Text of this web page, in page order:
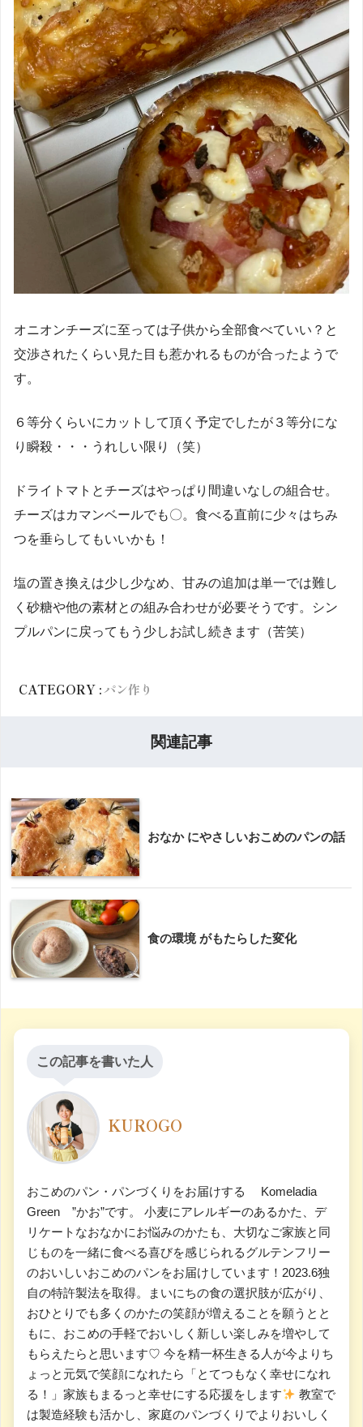
オニオンチーズに至っては子供から全部食べていい？と
交渉されたくらい見た目も惹かれるものが合ったようで
す。
６等分くらいにカットして頂く予定でしたが３等分にな
り瞬殺・・・うれしい限り（笑）
ドライトマトとチーズはやっぱり間違いなしの組合せ。
チーズはカマンベールでも〇。食べる直前に少々はちみ
つを垂らしてもいいかも！
塩の置き換えは少し少なめ、甘みの追加は単一では難し
く砂糖や他の素材との組み合わせが必要そうです。シン
プルパンに戻ってもう少しお試し続きます（苦笑）
CATEGORY :パン作り
関連記事
おなか にやさしいおこめのパンの話
食の環境 がもたらした変化
この記事を書いた人
KUROGO
おこめのパン・パンづくりをお届けする Komeladia
Green ”かお”です。 小麦にアレルギーのあるかた、デ
リケートなおなかにお悩みのかたも、大切なご家族と同
じものを一緒に食べる喜びを感じられるグルテンフリー
のおいしいおこめのパンをお届けしています！2023.6独
自の特許製法を取得。まいにちの食の選択肢が広がり、
おひとりでも多くのかたの笑顔が増えることを願うとと
もに、おこめの手軽でおいしく新しい楽しみを増やして
もらえたらと思います♡ 今を精一杯生きる人が今よりち
ょっと元気で笑顔になれたら「とてつもなく幸せになれ
る！」家族もまるっと幸せにする応援をします
教室で
は製造経験も活かし、家庭のパンづくりでよりおいしく